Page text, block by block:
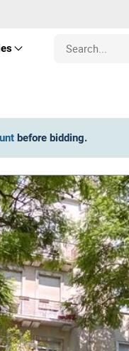
Vehicles
Equipment
Machines
Art and Collectibles
Rights
before bidding.